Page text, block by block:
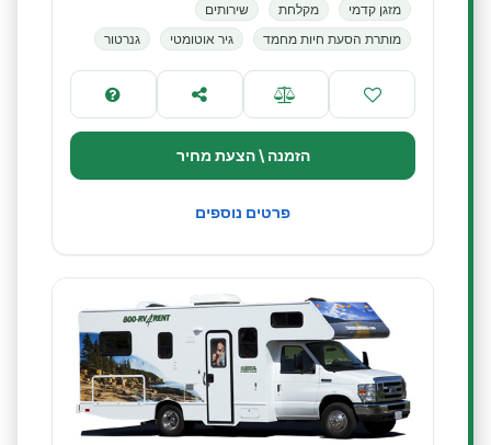
מזגן קדמי מקלחת
שירותים
מותרת הסעת חיות מחמד
גיר אוטומטי גנרטור
הזמנה \ הצעת מחיר
פרטים נוספים